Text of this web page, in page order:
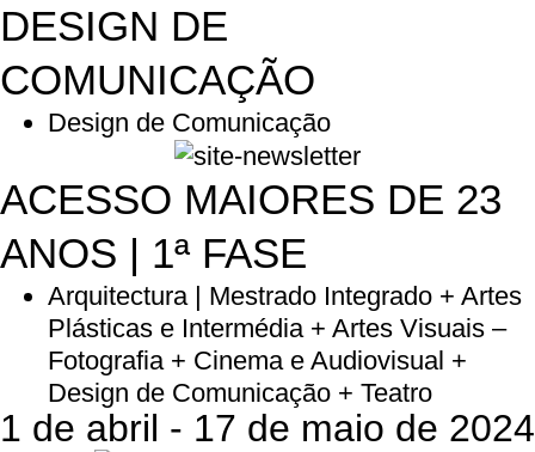
DESIGN DE
COMUNICAÇÃO
Design de Comunicação
ACESSO MAIORES DE 23
ANOS | 1ª FASE
Arquitectura | Mestrado Integrado + Artes
Plásticas e Intermédia + Artes Visuais –
Fotografia + Cinema e Audiovisual +
Design de Comunicação + Teatro
1 de abril - 17 de maio de 2024